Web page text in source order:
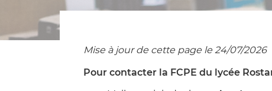
Mise à jour de cette page le 24/07/2026
Pour contacter la FCPE du lycée